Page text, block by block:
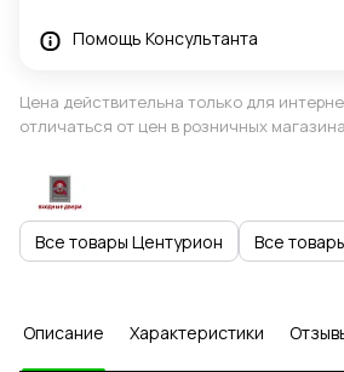
Помощь Консультанта
Цена действительна только для
отличаться от цен в розничных
Все товары Центурион Все
Описание Характеристики